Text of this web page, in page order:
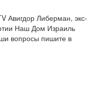
Авигдор Либерман, экс-
Наш Дом Израиль
вопросы пишите в